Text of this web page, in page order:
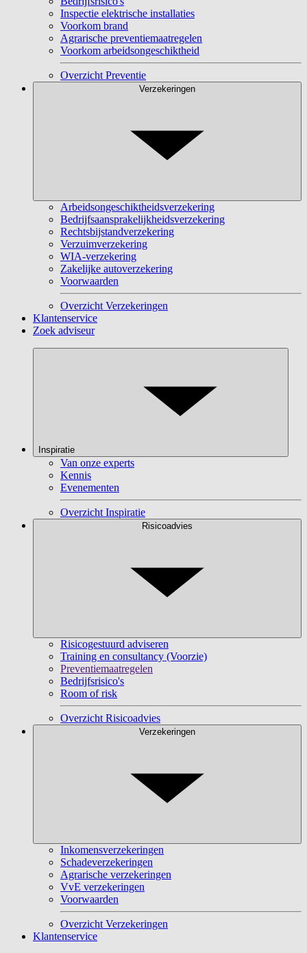
Inspectie elektrische installaties
Voorkom brand
Agrarische preventiemaatregelen
Voorkom arbeidsongeschiktheid
Overzicht Preventie
Verzekeringen
Arbeidsongeschiktheidsverzekering
Bedrijfsaansprakelijkheidsverzekering
Rechtsbijstandverzekering
Verzuimverzekering
WIA-verzekering
Zakelijke autoverzekering
Voorwaarden
Overzicht Verzekeringen
Klantenservice
Zoek adviseur
Inspiratie
Van onze experts
Kennis
Evenementen
Overzicht Inspiratie
Risicoadvies
Risicogestuurd adviseren
Training en consultancy (Voorzie)
Preventiemaatregelen
Bedrijfsrisico's
Room of risk
Overzicht Risicoadvies
Verzekeringen
Inkomensverzekeringen
Schadeverzekeringen
Agrarische verzekeringen
VvE verzekeringen
Voorwaarden
Overzicht Verzekeringen
Klantenservice